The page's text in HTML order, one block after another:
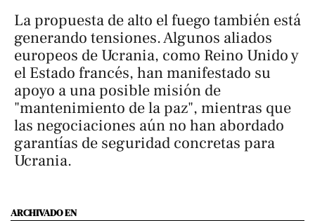
La propuesta de alto el fuego también está
generando tensiones. Algunos aliados
europeos de Ucrania, como Reino Unido y
el Estado francés, han manifestado su
apoyo a una posible misión de
"mantenimiento de la paz", mientras que
las negociaciones aún no han abordado
garantías de seguridad concretas para
Ucrania.
ARCHIVADO EN